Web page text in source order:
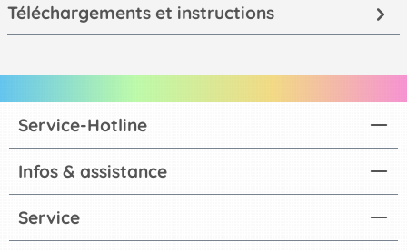
Téléchargements et instructions
Service-Hotline
Infos & assistance
Service